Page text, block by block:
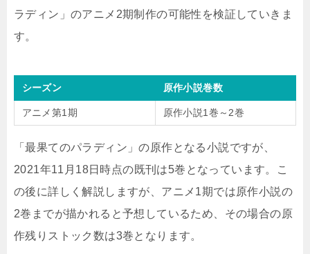
ラディン」のアニメ2期制作の可能性を検証していきま
す。
シーズン 原作小説巻数
アニメ第1期 原作小説1巻～2巻
「最果てのパラディン」の原作となる小説ですが、
2021年11月18日時点の既刊は5巻となっています。こ
の後に詳しく解説しますが、アニメ1期では原作小説の
2巻までが描かれると予想しているため、その場合の原
作残りストック数は3巻となります。